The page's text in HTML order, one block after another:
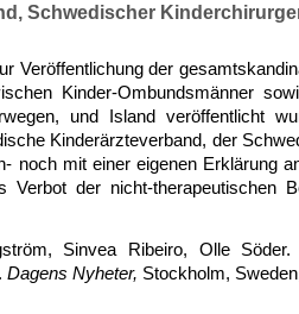
Schwedischer
Veröffentlichung der
Kinder-Ombundsmänner
und Island veröffentlicht
Kinderärzteverband, der
noch mit einer eigenen Erklärung
der nicht-therapeutischen
Sinvea Ribeiro, Olle Söder.
. Dagens Nyheter, Stockholm,